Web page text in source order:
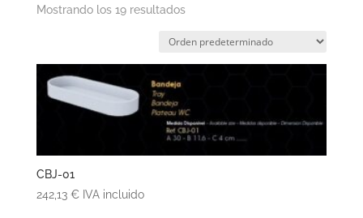
Mostrando los 19 resultados
CBJ-01
242,13 € IVA incluido